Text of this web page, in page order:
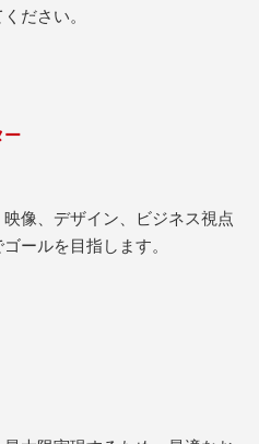
ださい。
ー
像、デザイン、ビジネス視点
ールを目指します。